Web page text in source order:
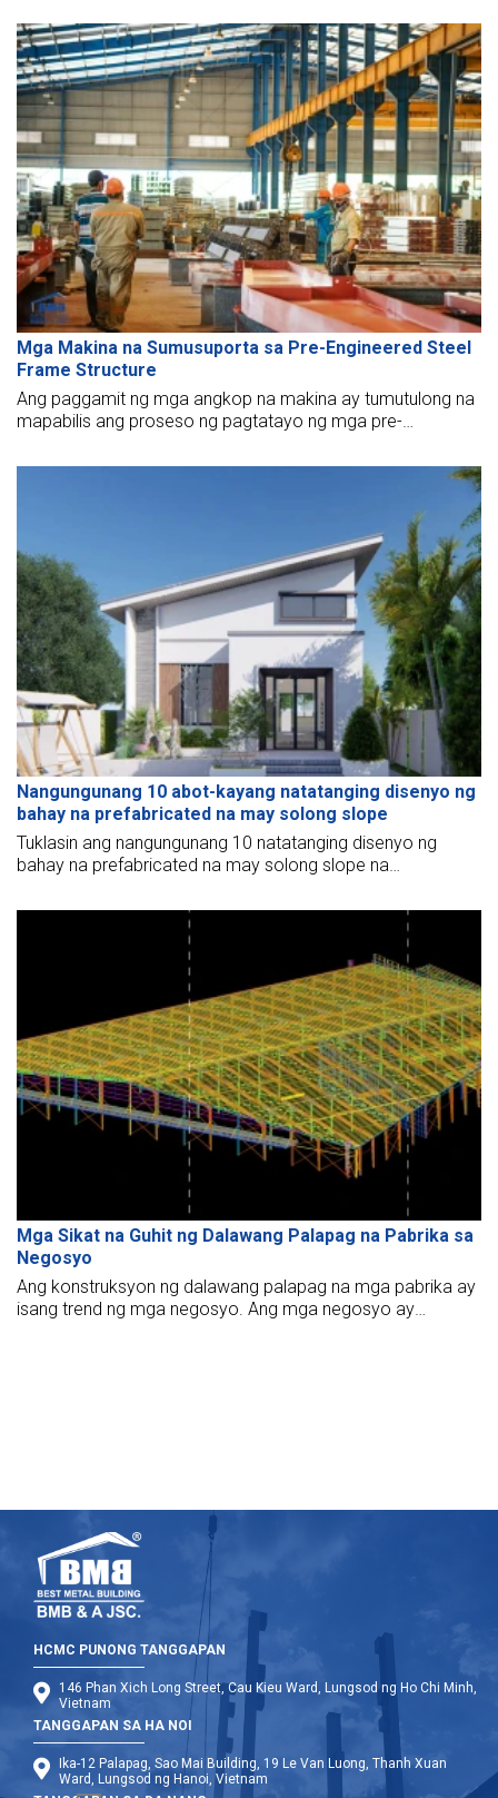
mayroon kami ng lahat ng kailangan mo sa ibaba.
Mga Makina na Sumusuporta sa Pre-Engineered Steel
Frame Structure
Ang paggamit ng mga angkop na makina ay tumutulong na
mapabilis ang proseso ng pagtatayo ng mga pre-
mas ligtas ang mga ito.
Nangungunang 10 abot-kayang natatanging disenyo ng
bahay na prefabricated na may solong slope
Tuklasin ang nangungunang 10 natatanging disenyo ng
bahay na prefabricated na may solong slope na
pangangailangan sa paggamit habang tinitiyak ang
aesthetic appeal para sa iyong tahanan.
Mga Sikat na Guhit ng Dalawang Palapag na Pabrika sa
Negosyo
Ang konstruksyon ng dalawang palapag na mga pabrika ay
isang trend ng mga negosyo. Ang mga negosyo ay
HCMC PUNONG TANGGAPAN
146 Phan Xich Long Street, Cau Kieu Ward, Lungsod ng Ho Chi Minh,
Vietnam
TANGGAPAN SA HA NOI
Ika-12 Palapag, Sao Mai Building, 19 Le Van Luong, Thanh Xuan
Ward, Lungsod ng Hanoi, Vietnam